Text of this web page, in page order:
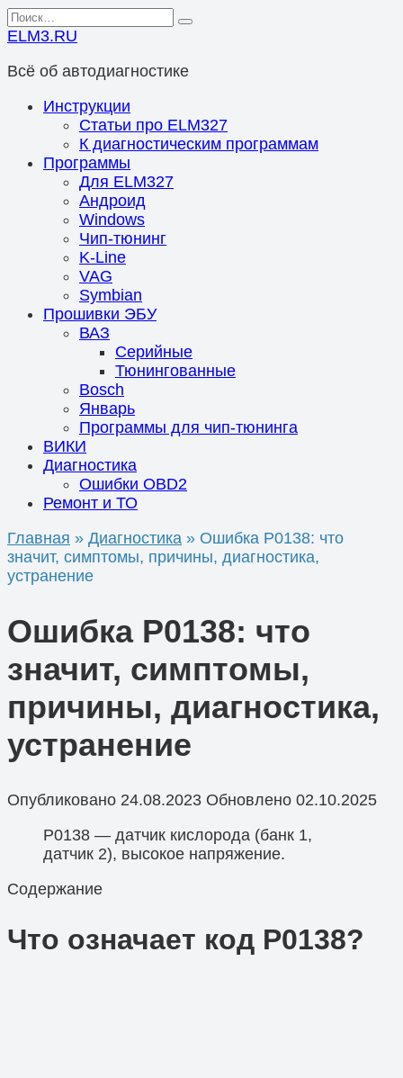
Перейти
к
Search
for:
ELM3.RU
Всё об автодиагностике
Инструкции
Статьи про ELM327
К диагностическим программам
Программы
Для ELM327
Андроид
Windows
Чип-тюнинг
K-Line
VAG
Symbian
Прошивки ЭБУ
ВАЗ
Серийные
Тюнингованные
Bosch
Январь
Программы для чип-тюнинга
ВИКИ
Диагностика
Ошибки OBD2
Ремонт и ТО
Главная » Диагностика » Ошибка P0138: что
значит, симптомы, причины, диагностика,
устранение
Ошибка P0138: что
значит, симптомы,
причины, диагностика,
устранение
Опубликовано 24.08.2023 Обновлено 02.10.2025
P0138 — датчик кислорода (банк 1,
датчик 2), высокое напряжение.
Содержание
Что означает код P0138?